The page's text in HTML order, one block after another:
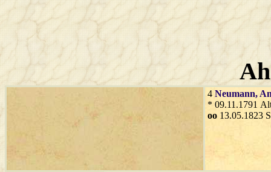
4 Neumann,
* 09.11.1791
oo 13.05.1823